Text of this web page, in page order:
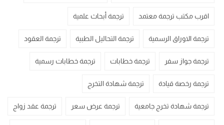
اقرب مكتب ترجمة معتمد ترجمة أبحاث علمية
ترجمة الاوراق الرسمية ترجمة التحاليل الطبية ترجمة العقود
ترجمة جواز سفر ترجمة خطابات ترجمة خطابات رسمية
ترجمة رخصة قيادة ترجمة شهادة التخرج
ترجمة شهادة تخرج جامعية ترجمة عرض سعر ترجمة عقد زواج